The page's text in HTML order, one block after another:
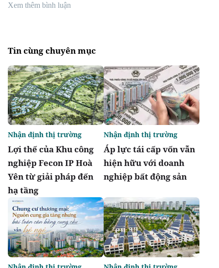
Xem thêm bình luận
Tin cùng chuyên mục
Lợi thế của Khu công
nghiệp Fecon IP Hoà
Yên từ giải pháp đến
hạ tầng
Nhận định thị trường
Áp lực tái cấp vốn vẫn
hiện hữu với doanh
nghiệp bất động sản
Nhận định thị trường